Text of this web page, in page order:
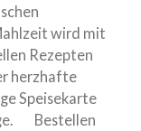
wird mit
Rezepten
herzhafte
Speisekarte
Bestellen